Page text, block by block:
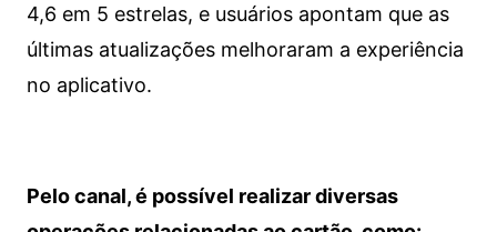
4,6 em 5 estrelas, e usuários apontam que as
últimas atualizações melhoraram a experiência
no aplicativo.
Pelo canal, é possível realizar diversas